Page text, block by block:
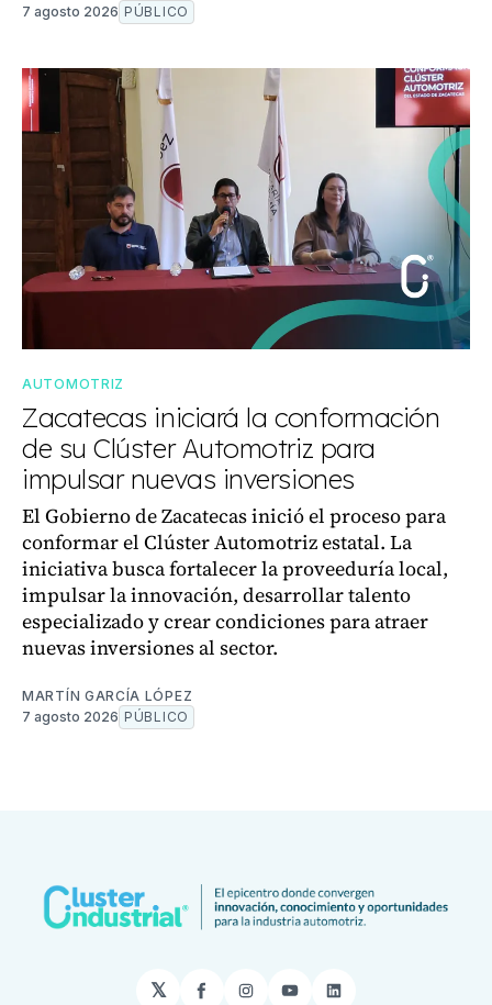
7 agosto 2026 PÚBLICO
AUTOMOTRIZ
Zacatecas iniciará la conformación
de su Clúster Automotriz para
impulsar nuevas inversiones
El Gobierno de Zacatecas inició el proceso para
conformar el Clúster Automotriz estatal. La
iniciativa busca fortalecer la proveeduría local,
impulsar la innovación, desarrollar talento
especializado y crear condiciones para atraer
nuevas inversiones al sector.
MARTÍN GARCÍA LÓPEZ
7 agosto 2026 PÚBLICO
𝕏 Facebook
Instagram
YouTubeLinkedIn